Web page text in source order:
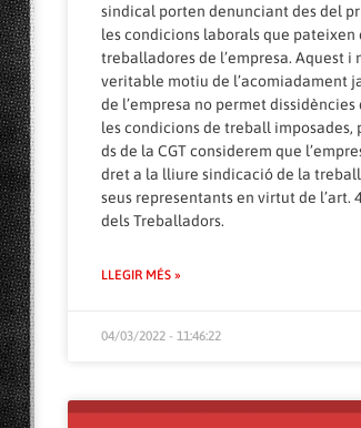
sindical porten denunciant des del
les condicions laborals que pateixen
treballadores de l’empresa. Aquest i
veritable motiu de l’acomiadament
de l’empresa no permet
les condicions de treball imposades,
ds de la CGT considerem que
dret a la lliure sindicació de la
seus representants en virtut de l’art.
dels Treballadors.
LLEGIR MÉS »
04/03/2022 - 11:46:22